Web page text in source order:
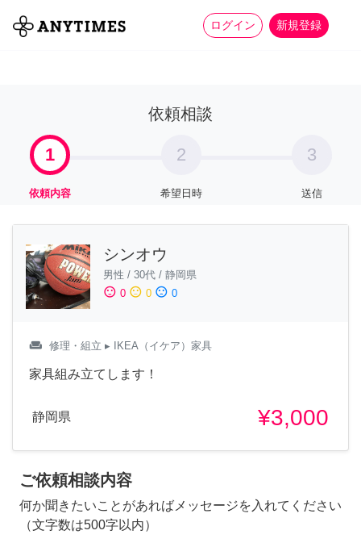
ログイン 新規登録
全て 家事 more_horiz
依頼相談
1
依頼内容
2
希望日時
3
送信
シンオウ
男性 / 30代 / 静岡県
sentiment_satisfied 0 sentiment_neutral 0 sentiment_dissatisfied 0
weekend 修理・組立 ▸ IKEA（イケア）家具
家具組み立てします！
静岡県 ¥3,000
ご依頼相談内容
何か聞きたいことがあればメッセージを入れてください
（文字数は500字以内）